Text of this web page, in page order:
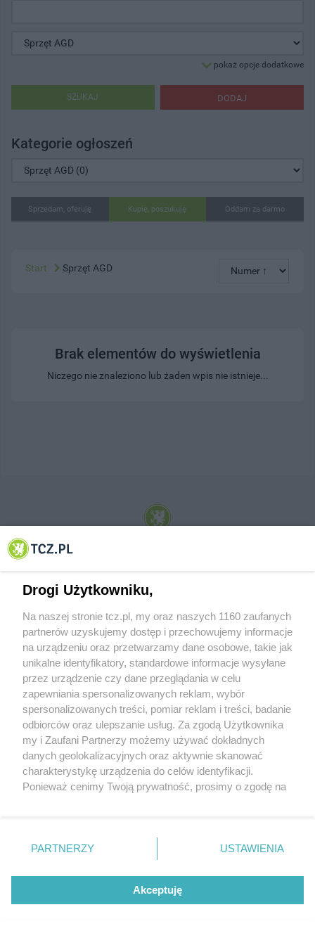
pokaż opcje dodatkowe
DODAJ
SZUKAJ
Kategorie ogłoszeń
Sprzedam, oferuję Kupię, poszukuję Oddam za darmo
Start Sprzęt AGD
Brak elementów do wyświetlenia
Niczego nie znaleziono lub żaden wpis nie istnieje...
© 2001-2026 Tczew - TCZ.PL Sp. z o.o. Internetowy Serwis Informacyjny Miasta
O FIRMIE POLITYKA PRYWATNOŚCI HOSTING
REKLAMA WSPÓŁPRACA RSS FACEBOOK KONTAKT
Nasze serwisy
Aktualności
Tcz24
Historia miasta
Muzyka i kultura
Archiwum wydarzeń
Zdjęcia miasta
Drogi Użytkowniku,
Na naszej stronie tcz.pl, my oraz naszych 1160 zaufanych
partnerów uzyskujemy dostęp i przechowujemy informacje
na urządzeniu oraz przetwarzamy dane osobowe, takie jak
unikalne identyfikatory, standardowe informacje wysyłane
przez urządzenie czy dane przeglądania w celu
zapewniania spersonalizowanych reklam, wybór
spersonalizowanych treści, pomiar reklam i treści, badanie
odbiorców oraz ulepszanie usług. Za zgodą Użytkownika
my i Zaufani Partnerzy możemy używać dokładnych
danych geolokalizacyjnych oraz aktywnie skanować
charakterystykę urządzenia do celów identyfikacji.
Ponieważ cenimy Twoją prywatność, prosimy o zgodę na
znajdujący się w lewym dolnym rogu strony
. Niektóre
przetwarzaniu. Preferencje będą miały zastosowania tylko
PARTNERZY USTAWIENIA
Akceptuję